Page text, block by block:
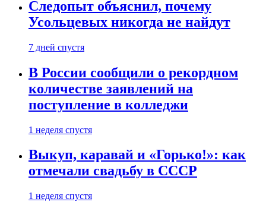
Следопыт объяснил, почему
Усольцевых никогда не найдут
7 дней спустя
В России сообщили о рекордном
количестве заявлений на
поступление в колледжи
1 неделя спустя
Выкуп, каравай и «Горько!»: как
отмечали свадьбу в СССР
1 неделя спустя